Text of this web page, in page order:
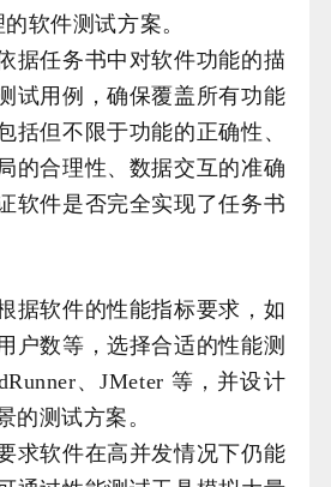
软件测试方案。
据任务书中对软件功能的描
试用例，确保覆盖所有功能
括但不限于功能的正确性、
的合理性、数据交互的准确
软件是否完全实现了任务书
据软件的性能指标要求，如
户数等，选择合适的性能测
、JMeter 等，并设计
的测试方案。
求软件在高并发情况下仍能